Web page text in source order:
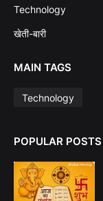
Technology
खेती-बारी
MAIN TAGS
Technology
POPULAR POSTS